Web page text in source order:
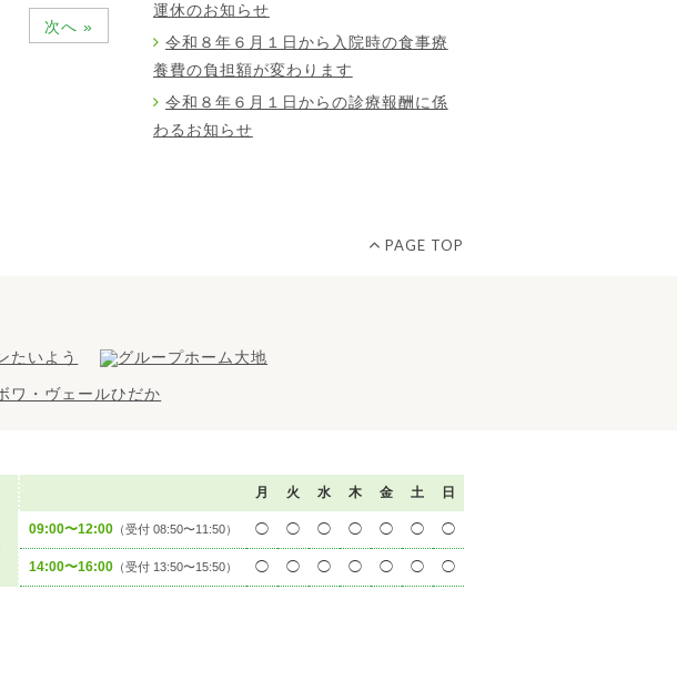
次へ »
運休のお知らせ
令和８年６月１日から入院時の食事療
養費の負担額が変わります
令和８年６月１日からの診療報酬に係
わるお知らせ
PAGE TOP
月 火 水 木 金 土 日
09:00〜12:00 （受付 08:50〜11:50） ◯ ◯ ◯ ◯ ◯ ◯ ◯
14:00〜16:00 （受付 13:50〜15:50） ◯ ◯ ◯ ◯ ◯ ◯ ◯